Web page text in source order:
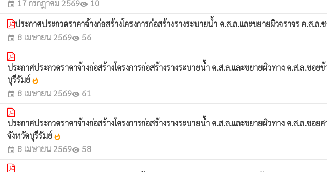
event 17 กรกฎาคม 2569visibility 10
ประกาศประกวดราคาจ้างก่อสร้างโครงการก่อสร้างรางระบายน้ำ ค.ส.ล.และขยายผิวจราจร ค.
event 8 เมษายน 2569visibility 56
ประกาศประกวดราคาจ้างก่อสร้างโครงการก่อสร้างรางระบายน้ำ ค.ส.ล.และขยายผิวทาง ค.ส.ล.ซ
บุรีรัมย์ whatshot
event 8 เมษายน 2569visibility 61
ประกาศประกวดราคาจ้างก่อสร้างโครงการก่อสร้างรางระบายน้ำ ค.ส.ล.และขยายผิวทาง ค.ส.ล.ซ
จังหวัดบุรีรัมย์ whatshot
event 8 เมษายน 2569visibility 58